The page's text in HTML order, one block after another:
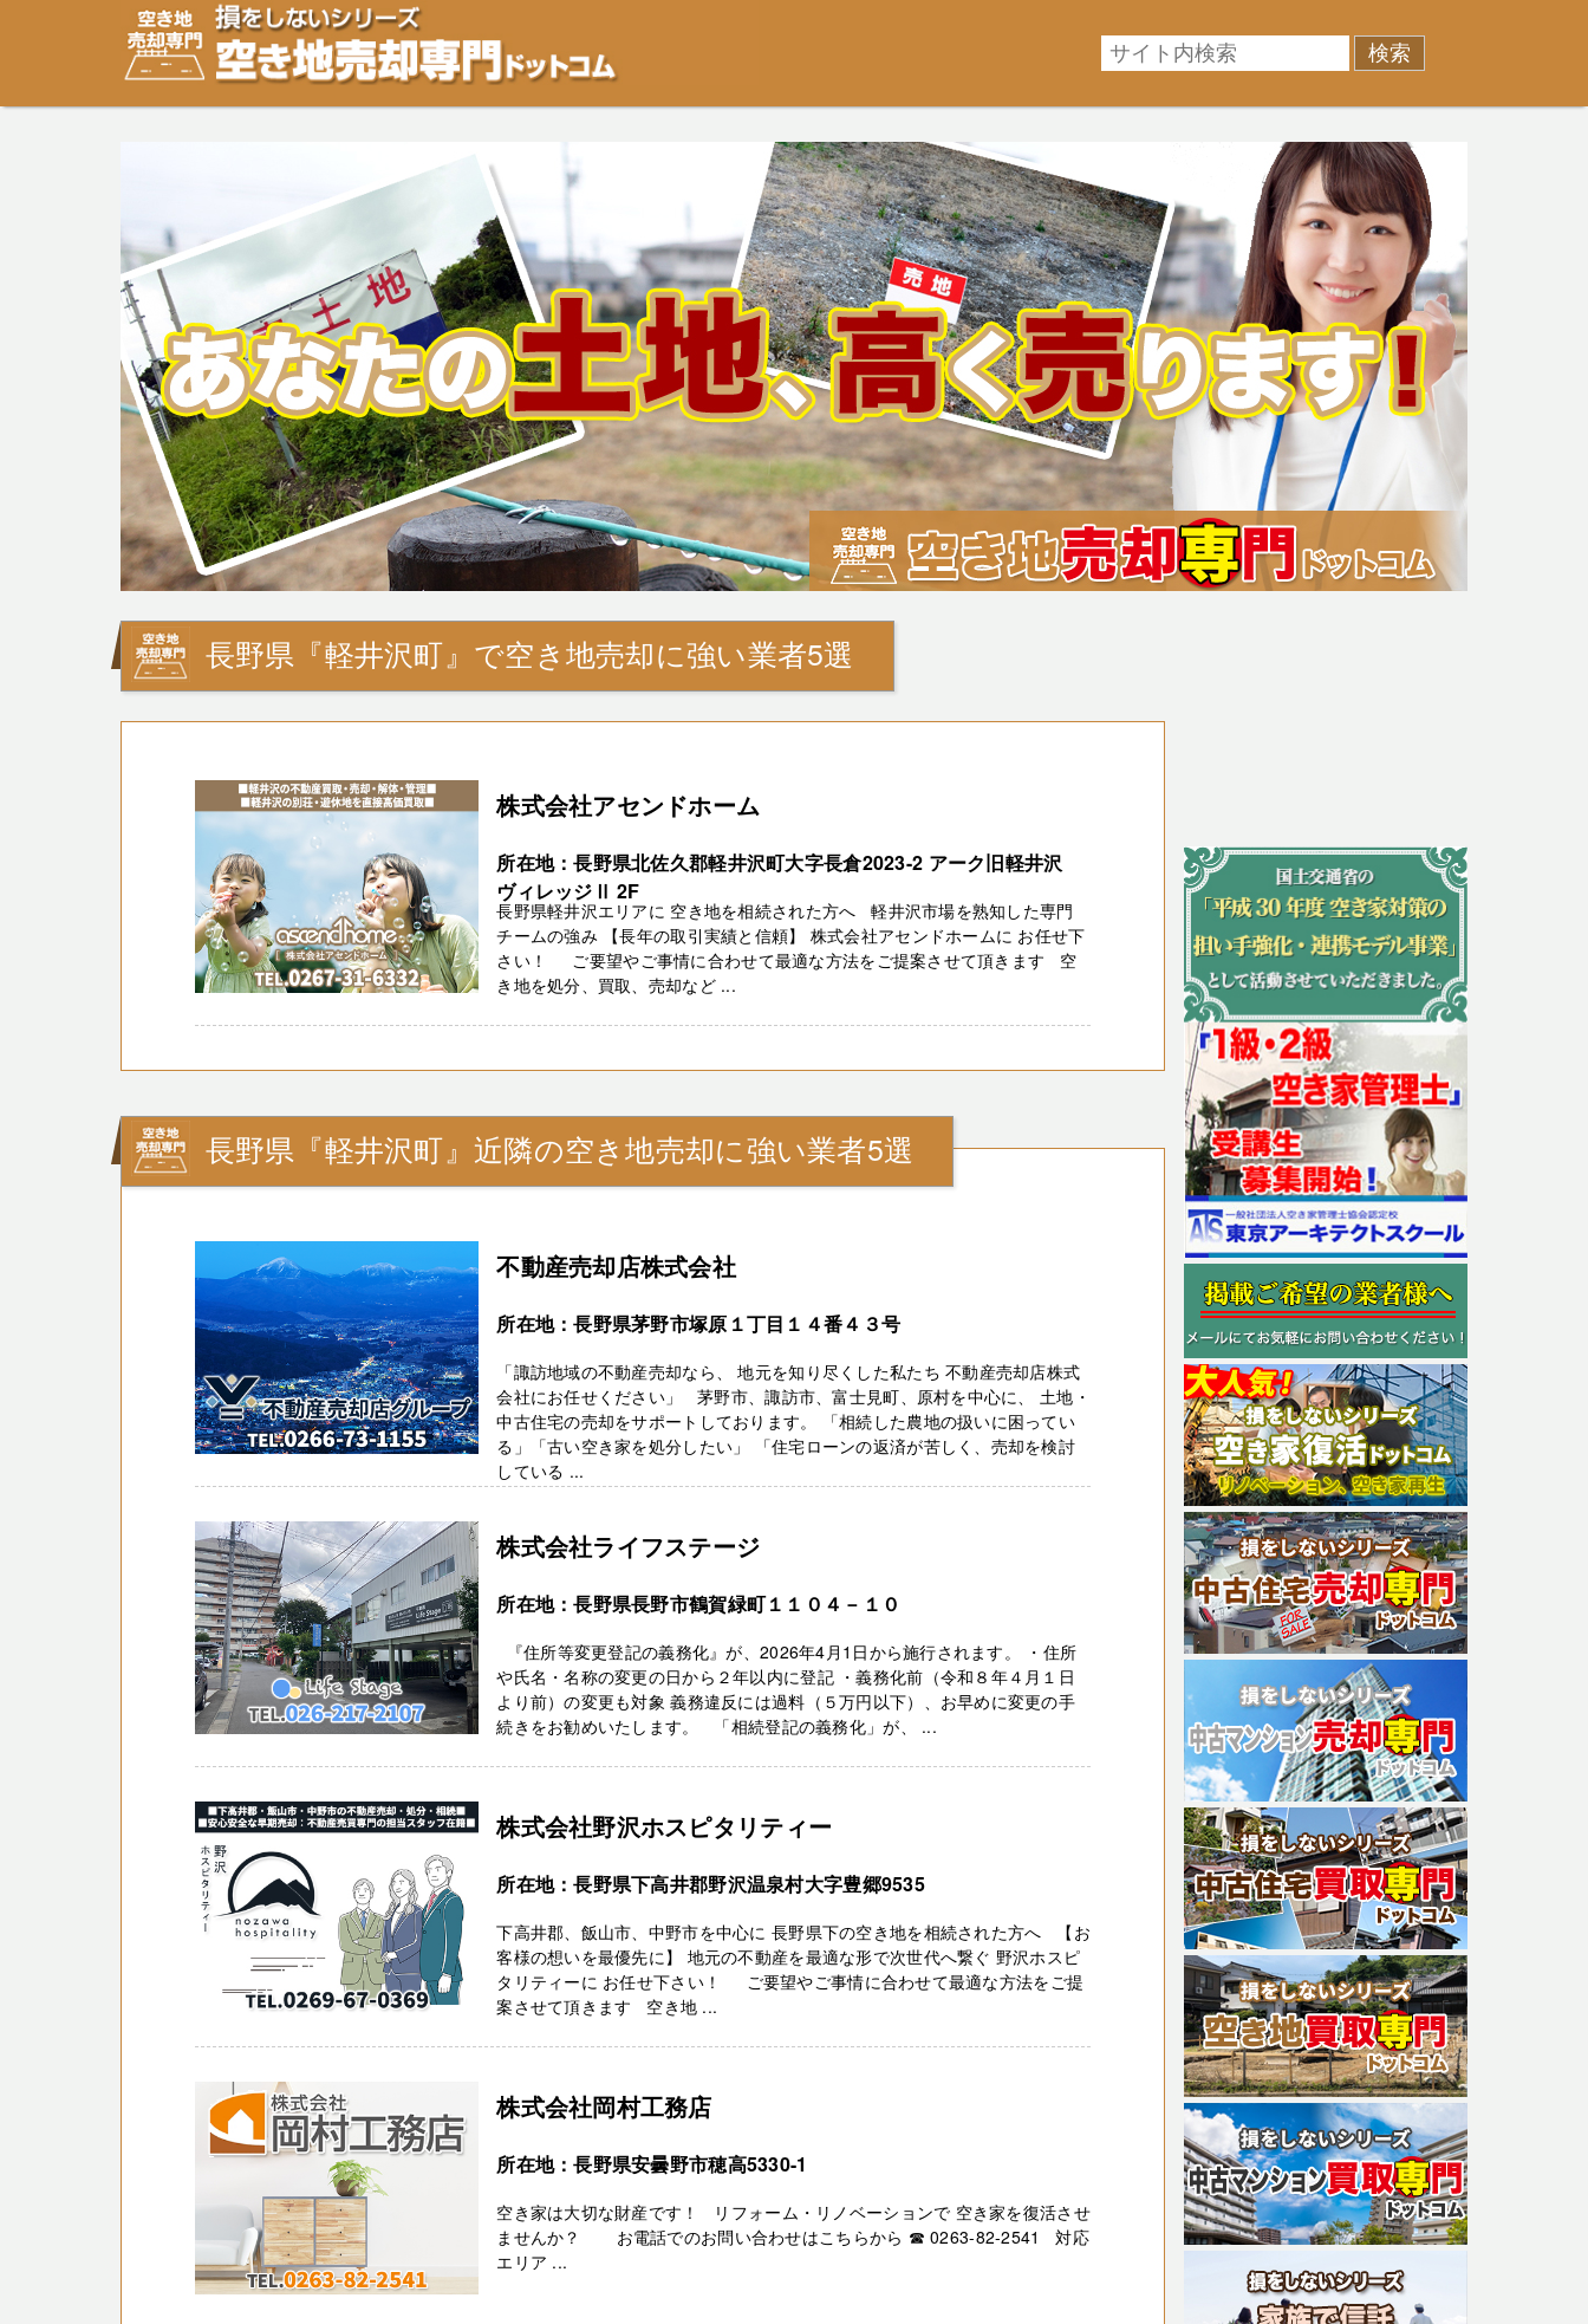
空き地・土地の「売却」は「個人」の方々が、「買取」は不動産や開発等の「業者」が物件を買います。一般的に「売却」は時間はかかるが相場に準じた売却金額、「買取」は短期ではあるが相場よ
り安めの売却金額と言われています。空き地・土地の売却をご検討中の方はお気軽にご相談ください。空き地・土地、相続不動産など、不動産売却のお悩みを全国の専門家が解決致します！
長野県『軽井沢町』で空き地売却に強い業者5選
株式会社アセンドホーム
所在地：長野県北佐久郡軽井沢町大字長倉2023-2 アーク旧軽井沢
ヴィレッジⅡ 2F
長野県軽井沢エリアに 空き地を相続された方へ 軽井沢市場を熟知した専門
チームの強み 【長年の取引実績と信頼】 株式会社アセンドホームに お任せ下
さい！ ご要望やご事情に合わせて最適な方法をご提案させて頂きます 空
き地を処分、買取、売却など ...
長野県『軽井沢町』近隣の空き地売却に強い業者5選
不動産売却店株式会社
所在地：長野県茅野市塚原１丁目１４番４３号
「諏訪地域の不動産売却なら、 地元を知り尽くした私たち 不動産売却店株式
会社にお任せください」 茅野市、諏訪市、富士見町、原村を中心に、 土地・
中古住宅の売却をサポートしております。 「相続した農地の扱いに困ってい
る」「古い空き家を処分したい」 「住宅ローンの返済が苦しく、売却を検討
している ...
株式会社ライフステージ
所在地：長野県長野市鶴賀緑町１１０４－１０
『住所等変更登記の義務化』が、2026年4月1日から施行されます。 ・住所
や氏名・名称の変更の日から２年以内に登記 ・義務化前（令和８年４月１日
より前）の変更も対象 義務違反には過料（５万円以下）、お早めに変更の手
続きをお勧めいたします。 「相続登記の義務化」が、 ...
株式会社野沢ホスピタリティー
所在地：長野県下高井郡野沢温泉村大字豊郷9535
下高井郡、飯山市、中野市を中心に 長野県下の空き地を相続された方へ 【お
客様の想いを最優先に】 地元の不動産を最適な形で次世代へ繋ぐ 野沢ホスピ
タリティーに お任せ下さい！ ご要望やご事情に合わせて最適な方法をご提
案させて頂きます 空き地 ...
株式会社岡村工務店
所在地：長野県安曇野市穂高5330-1
空き家は大切な財産です！ リフォーム・リノベーションで 空き家を復活させ
ませんか？ お電話でのお問い合わせはこちらから ☎ 0263-82-2541 対応
エリア ...